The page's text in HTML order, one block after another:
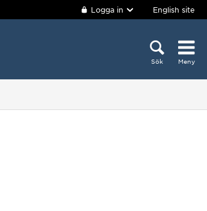
Logga in English site
Sök Meny